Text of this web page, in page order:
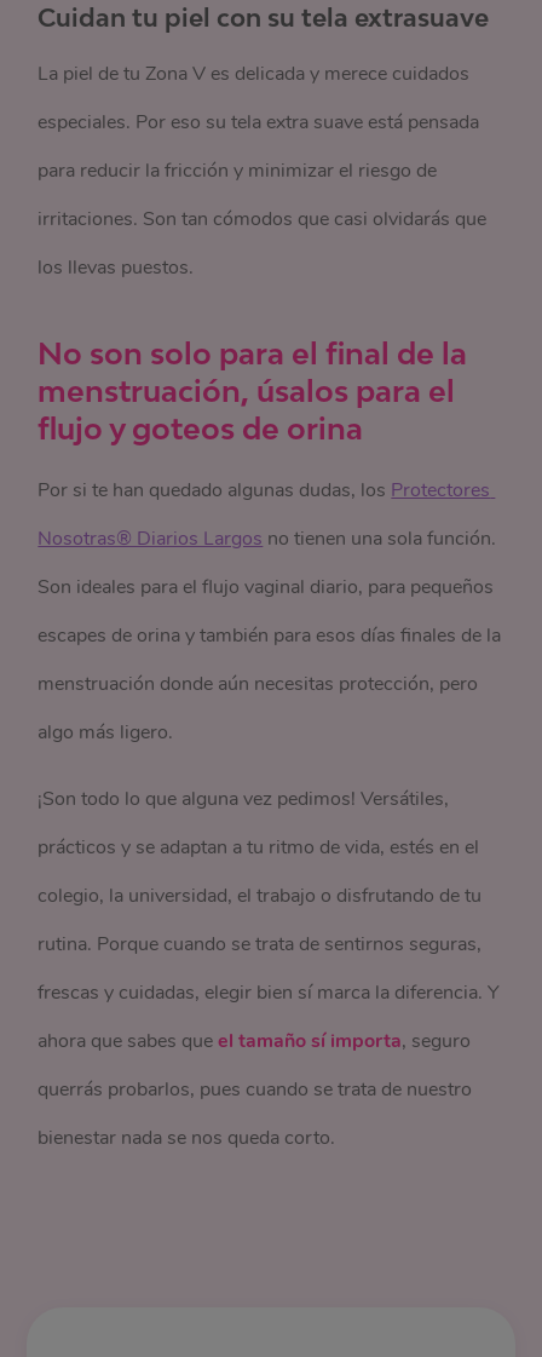
Cuidan tu piel con su tela extrasuave
La piel de tu Zona V es delicada y merece cuidados
especiales. Por eso su tela extra suave está pensada
para reducir la fricción y minimizar el riesgo de
irritaciones. Son tan cómodos que casi olvidarás que
los llevas puestos.
No son solo para el final de la
menstruación, úsalos para el
flujo y goteos de orina
Por si te han quedado algunas dudas, los Protectores
Nosotras® Diarios Largos no tienen una sola función.
Son ideales para el flujo vaginal diario, para pequeños
escapes de orina y también para esos días finales de la
menstruación donde aún necesitas protección, pero
algo más ligero.
¡Son todo lo que alguna vez pedimos! Versátiles,
prácticos y se adaptan a tu ritmo de vida, estés en el
colegio, la universidad, el trabajo o disfrutando de tu
rutina. Porque cuando se trata de sentirnos seguras,
frescas y cuidadas, elegir bien sí marca la diferencia. Y
ahora que sabes queel tamaño sí importa, seguro
querrás probarlos, pues cuando se trata de nuestro
bienestar nada se nos queda corto.